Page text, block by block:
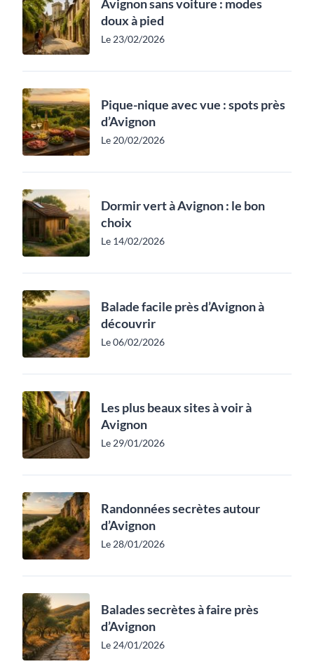
Avignon sans voiture : modes
doux à pied
Le 23/02/2026
Pique-nique avec vue : spots près
d’Avignon
Le 20/02/2026
Dormir vert à Avignon : le bon
choix
Le 14/02/2026
Balade facile près d’Avignon à
découvrir
Le 06/02/2026
Les plus beaux sites à voir à
Avignon
Le 29/01/2026
Randonnées secrètes autour
d’Avignon
Le 28/01/2026
Balades secrètes à faire près
d’Avignon
Le 24/01/2026